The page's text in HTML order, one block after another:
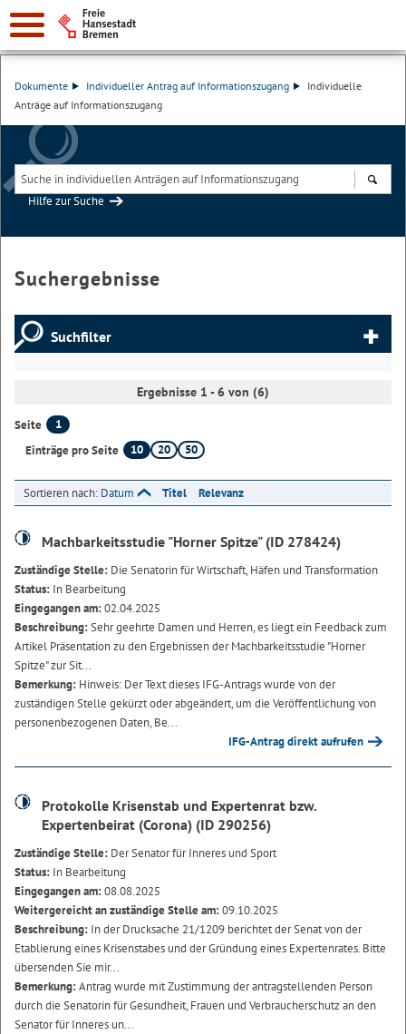
Dokumente Individueller Antrag auf Informationszugang
Individuelle
Anträge auf Informationszugang
Hilfe zur Suche
Suchergebnisse
Suchfilter
Ergebnisse 1 - 6 von (6)
Seite
1
Einträge pro Seite
10 20 50
Sortieren nach: Datum Titel Relevanz
Machbarkeitsstudie "Horner Spitze" (ID 278424)
Zuständige Stelle: Die Senatorin für Wirtschaft, Häfen und Transformation
Status: In Bearbeitung
Eingegangen am:02.04.2025
Beschreibung:Sehr geehrte Damen und Herren, es liegt ein Feedback zum
Artikel Präsentation zu den Ergebnissen der Machbarkeitsstudie "Horner
Spitze" zur Sit...
Bemerkung: Hinweis: Der Text dieses IFG-Antrags wurde von der
zuständigen Stelle gekürzt oder abgeändert, um die Veröffentlichung von
personenbezogenen Daten, Be...
IFG-Antrag direkt aufrufen
Protokolle Krisenstab und Expertenrat bzw.
Expertenbeirat (Corona) (ID 290256)
Zuständige Stelle: Der Senator für Inneres und Sport
Status: In Bearbeitung
Eingegangen am:08.08.2025
Weitergereicht an zuständige Stelle am:09.10.2025
Beschreibung: In der Drucksache 21/1209 berichtet der Senat von der
Etablierung eines Krisenstabes und der Gründung eines Expertenrates. Bitte
übersenden Sie mir...
Bemerkung:Antrag wurde mit Zustimmung der antragstellenden Person
durch die Senatorin für Gesundheit, Frauen und Verbraucherschutz an den
Senator für Inneres un...